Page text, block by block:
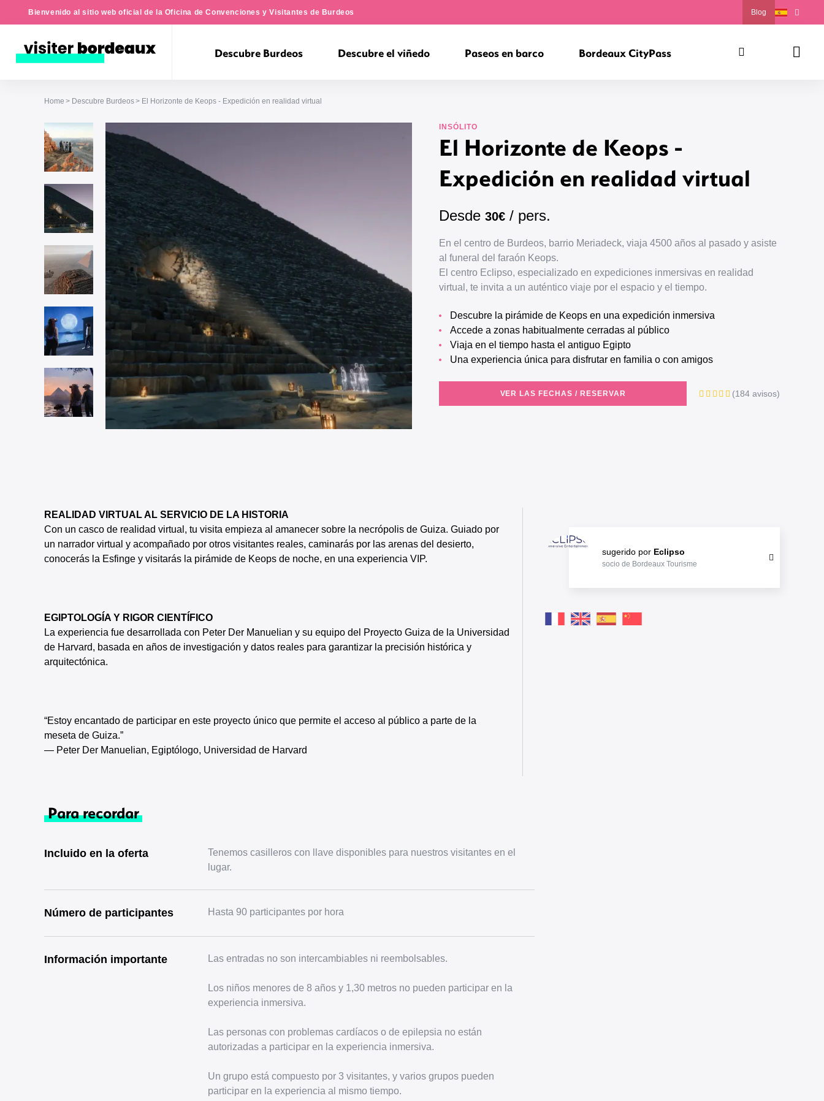
Bienvenido al sitio web oficial de la Oficina de Convenciones y Visitantes de Burdeos Blog
Buscar
Descubre Burdeos Descubre el viñedo Paseos en barco Bordeaux CityPass
Home Descubre Burdeos El Horizonte de Keops - Expedición en realidad virtual
INSÓLITO
El Horizonte de Keops -
Expedición en realidad virtual
Desde 30€ / pers.
En el centro de Burdeos, barrio Meriadeck, viaja 4500 años al pasado y asiste
al funeral del faraón Keops.
El centro Eclipso, especializado en expediciones inmersivas en realidad
virtual, te invita a un auténtico viaje por el espacio y el tiempo.
Descubre la pirámide de Keops en una expedición inmersiva
Accede a zonas habitualmente cerradas al público
Viaja en el tiempo hasta el antiguo Egipto
Una experiencia única para disfrutar en familia o con amigos
(184 avisos)
VER LAS FECHAS / RESERVAR
REALIDAD VIRTUAL AL SERVICIO DE LA HISTORIA
Con un casco de realidad virtual, tu visita empieza al amanecer sobre la necrópolis de Guiza. Guiado por
un narrador virtual y acompañado por otros visitantes reales, caminarás por las arenas del desierto,
conocerás la Esfinge y visitarás la pirámide de Keops de noche, en una experiencia VIP.
EGIPTOLOGÍA Y RIGOR CIENTÍFICO
La experiencia fue desarrollada con Peter Der Manuelian y su equipo del Proyecto Guiza de la Universidad
de Harvard, basada en años de investigación y datos reales para garantizar la precisión histórica y
arquitectónica.
“Estoy encantado de participar en este proyecto único que permite el acceso al público a parte de la
meseta de Guiza.”
— Peter Der Manuelian, Egiptólogo, Universidad de Harvard
sugerido por Eclipso
socio de Bordeaux Tourisme
Para recordar
Incluido en la oferta
Tenemos casilleros con llave disponibles para nuestros visitantes en el
lugar.
Número de participantes Hasta 90 participantes por hora
Información importante Las entradas no son intercambiables ni reembolsables.
Los niños menores de 8 años y 1,30 metros no pueden participar en la
experiencia inmersiva.
Las personas con problemas cardíacos o de epilepsia no están
autorizadas a participar en la experiencia inmersiva.
Un grupo está compuesto por 3 visitantes, y varios grupos pueden
participar en la experiencia al mismo tiempo.